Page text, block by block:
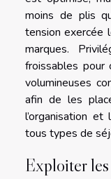
moins de plis
tension exercée
marques.
froissables pour
volumineuses
afin de les
l’organisation
tous types de
Exploiter les